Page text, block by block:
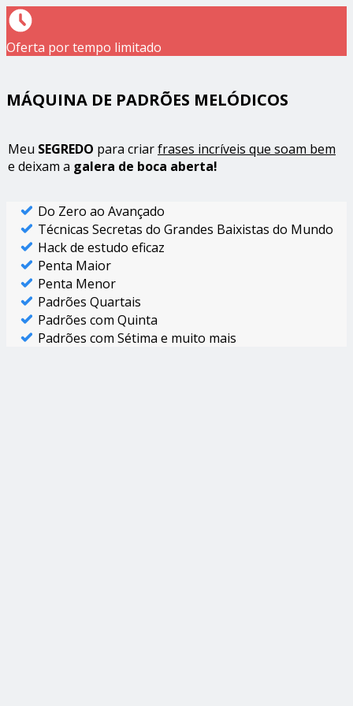
Oferta por tempo limitado
MÁQUINA DE PADRÕES MELÓDICOS
Meu SEGREDO para criarfrases incríveis que soam bem
e deixam a galera de boca aberta!
Do Zero ao Avançado
Técnicas Secretas do Grandes Baixistas do Mundo
Hack de estudo eficaz
Penta Maior
Penta Menor
Padrões Quartais
Padrões com Quinta
Padrões com Sétima e muito mais